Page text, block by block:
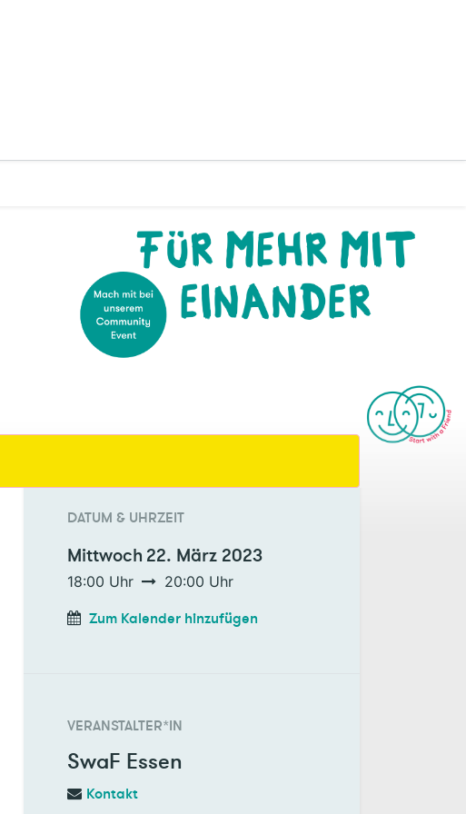
DATUM & UHRZEIT
Mittwoch 22. März 2023
18:00 Uhr 20:00 Uhr
Zum Kalender hinzufügen
VERANSTALTER*IN
SwaF Essen
Kontakt